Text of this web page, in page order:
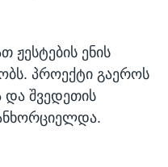
ჟესტების ენის
პროექტი გაეროს
და შვედეთის